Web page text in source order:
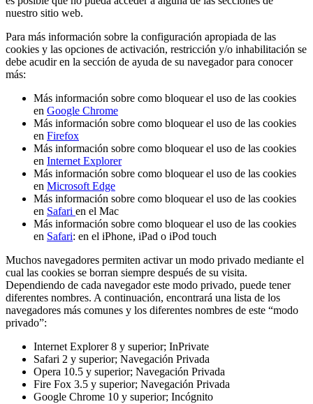
nuestro sitio web.
Para más información sobre la configuración apropiada de las
cookies y las opciones de activación, restricción y/o inhabilitación se
debe acudir en la sección de ayuda de su navegador para conocer
más:
Más información sobre como bloquear el uso de las cookies
en Google Chrome
Más información sobre como bloquear el uso de las cookies
en Firefox
Más información sobre como bloquear el uso de las cookies
en Internet Explorer
Más información sobre como bloquear el uso de las cookies
en Microsoft Edge
Más información sobre como bloquear el uso de las cookies
en Safari en el Mac
Más información sobre como bloquear el uso de las cookies
en Safari: en el iPhone, iPad o iPod touch
Muchos navegadores permiten activar un modo privado mediante el
cual las cookies se borran siempre después de su visita.
Dependiendo de cada navegador este modo privado, puede tener
diferentes nombres. A continuación, encontrará una lista de los
navegadores más comunes y los diferentes nombres de este “modo
privado”:
Internet Explorer 8 y superior; InPrivate
Safari 2 y superior; Navegación Privada
Opera 10.5 y superior; Navegación Privada
Fire Fox 3.5 y superior; Navegación Privada
Google Chrome 10 y superior; Incógnito